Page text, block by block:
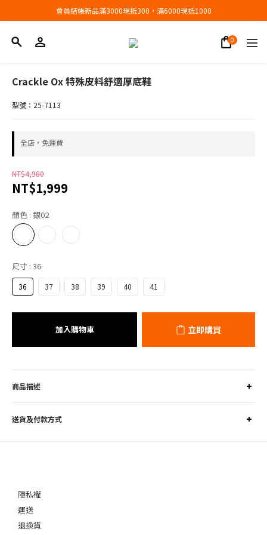
會員結帳新品滿3000現抵300，滿6000現抵1000
會員結帳新品滿3000現抵300，滿6000現抵1000
Crackle Ox 特殊皮料舒適厚底鞋
型號：25-7113
全店，免運費
NT$4,980
NT$1,999
顏色 : 銀02
尺寸 : 36
36 37 38 39 40 41
加入購物車 立即購買
商品描述
送貨及付款方式
隱私權
運送
退換貨